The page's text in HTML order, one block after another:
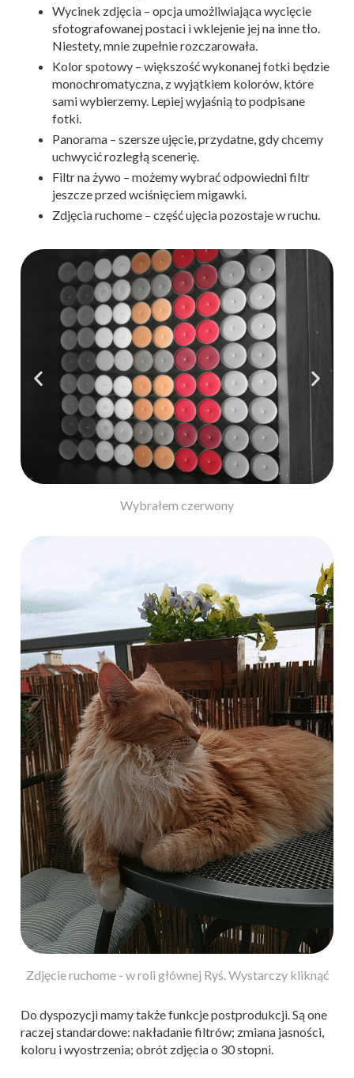
Wycinek zdjęcia – opcja umożliwiająca wycięcie
sfotografowanej postaci i wklejenie jej na inne tło.
Niestety, mnie zupełnie rozczarowała.
Kolor spotowy – większość wykonanej fotki będzie
monochromatyczna, z wyjątkiem kolorów, które
sami wybierzemy. Lepiej wyjaśnią to podpisane
fotki.
Panorama – szersze ujęcie, przydatne, gdy chcemy
uchwycić rozległą scenerię.
Filtr na żywo – możemy wybrać odpowiedni filtr
jeszcze przed wciśnięciem migawki.
Zdjęcia ruchome – część ujęcia pozostaje w ruchu.
Wybrałem zielony
Zdjęcie ruchome - w roli głównej Ryś. Wystarczy kliknąć
Do dyspozycji mamy także funkcje postprodukcji. Są one
raczej standardowe: nakładanie filtrów; zmiana jasności,
koloru i wyostrzenia; obrót zdjęcia o 30 stopni.